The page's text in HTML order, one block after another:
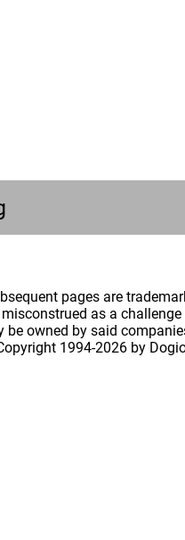
pages are
as a
owned by said
1994-2026 by